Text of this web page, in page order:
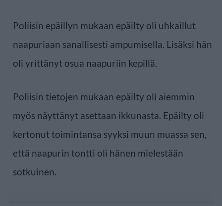
Poliisin epäillyn mukaan epäilty oli uhkaillut
naapuriaan sanallisesti ampumisella. Lisäksi hän
oli yrittänyt osua naapuriin kepillä.
Poliisin tietojen mukaan epäilty oli aiemmin
myös näyttänyt asettaan ikkunasta. Epäilty oli
kertonut toimintansa syyksi muun muassa sen,
että naapurin tontti oli hänen mielestään
sotkuinen.